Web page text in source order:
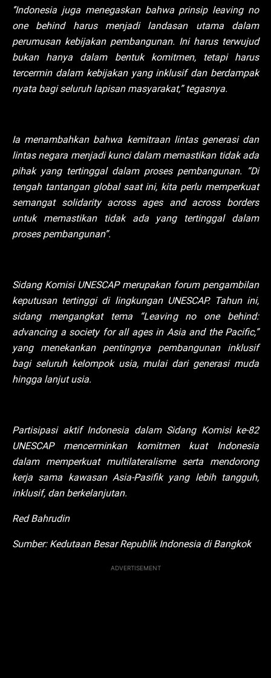
‘’Indonesia juga menegaskan bahwa prinsip leaving no
one behind harus menjadi landasan utama dalam
perumusan kebijakan pembangunan. Ini harus terwujud
bukan hanya dalam bentuk komitmen, tetapi harus
tercermin dalam kebijakan yang inklusif dan berdampak
nyata bagi seluruh lapisan masyarakat,” tegasnya.
Ia menambahkan bahwa kemitraan lintas generasi dan
lintas negara menjadi kunci dalam memastikan tidak ada
pihak yang tertinggal dalam proses pembangunan. “Di
tengah tantangan global saat ini, kita perlu memperkuat
semangat solidarity across ages and across borders
untuk memastikan tidak ada yang tertinggal dalam
proses pembangunan”.
Sidang Komisi UNESCAP merupakan forum pengambilan
keputusan tertinggi di lingkungan UNESCAP. Tahun ini,
sidang mengangkat tema “Leaving no one behind:
advancing a society for all ages in Asia and the Pacific,”
yang menekankan pentingnya pembangunan inklusif
bagi seluruh kelompok usia, mulai dari generasi muda
hingga lanjut usia.
Partisipasi aktif Indonesia dalam Sidang Komisi ke-82
UNESCAP mencerminkan komitmen kuat Indonesia
dalam memperkuat multilateralisme serta mendorong
kerja sama kawasan Asia-Pasifik yang lebih tangguh,
inklusif, dan berkelanjutan.
Red Bahrudin
Sumber: Kedutaan Besar Republik Indonesia di Bangkok
ADVERTISEMENT